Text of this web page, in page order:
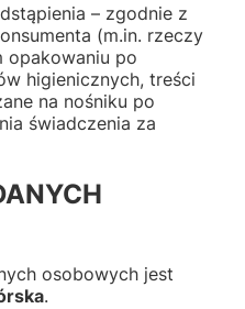
– zgodnie z
(m.in. rzeczy
opakowaniu po
higienicznych, treści
na nośniku po
świadczenia za
osobowych jest
.